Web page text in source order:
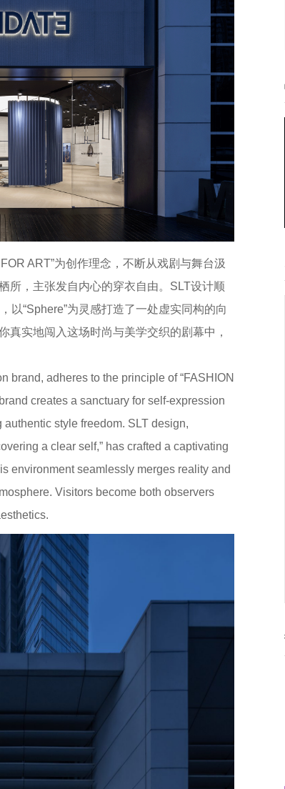
FOR ART”为创作理念，不断从戏剧与舞台汲
所，主张发自内心的穿衣自由。SLT设计顺
以“Sphere”为灵感打造了一处虚实同构的向
真实地闯入这场时尚与美学交织的剧幕中，
brand, adheres to the principle of “FASHION
creates a sanctuary for self-expression
style freedom. SLT design,
a clear self,” has crafted a captivating
environment seamlessly merges reality and
Visitors become both observers